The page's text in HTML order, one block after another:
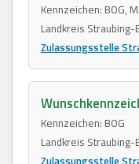
Kennzeichen: BOG,
Landkreis Straubing-
Zulassungsstelle
Kennzeichen: BOG
Landkreis Straubing-
Zulassungsstelle